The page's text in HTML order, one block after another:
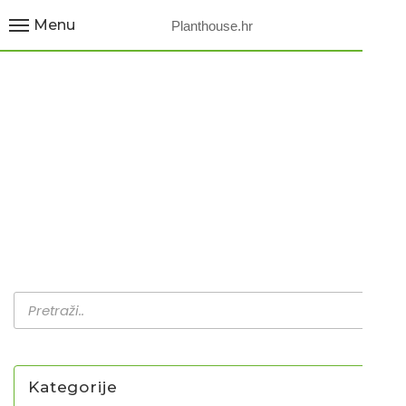
Planthouse.hr
Menu
Kategorije